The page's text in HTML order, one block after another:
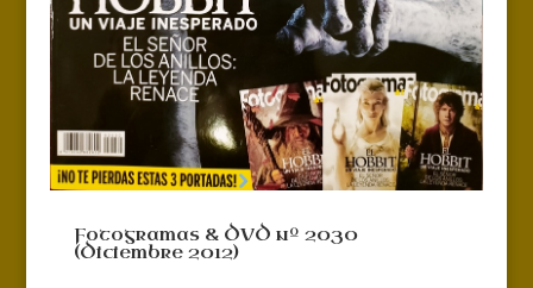
Fotogramas & DVD nº 2030
(Diciembre 2012)